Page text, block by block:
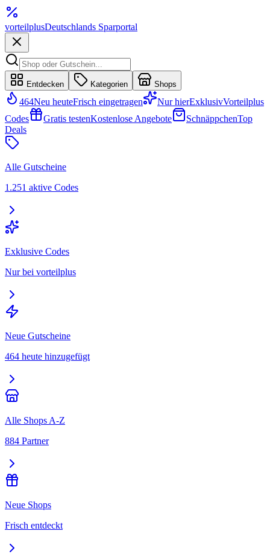
vorteilplusDeutschlands Sparportal
Entdecken Kategorien Shops
464Neu heuteFrisch eingetragen Nur hierExklusivVorteilplus
Codes
Gratis testenKostenlose Angebote SchnäppchenTop
Deals
Alle Gutscheine
1.251 aktive Codes
Exklusive Codes
Nur bei vorteilplus
Neue Gutscheine
464 heute hinzugefügt
Alle Shops A-Z
884 Partner
Neue Shops
Frisch entdeckt